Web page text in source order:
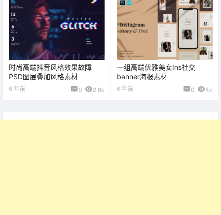
时尚高端抖音风格效果故障
PSD图层叠加风格素材
6 年前 0 2.8k
一组高端优雅美女Ins社交
banner海报素材
6 年前 0 4k